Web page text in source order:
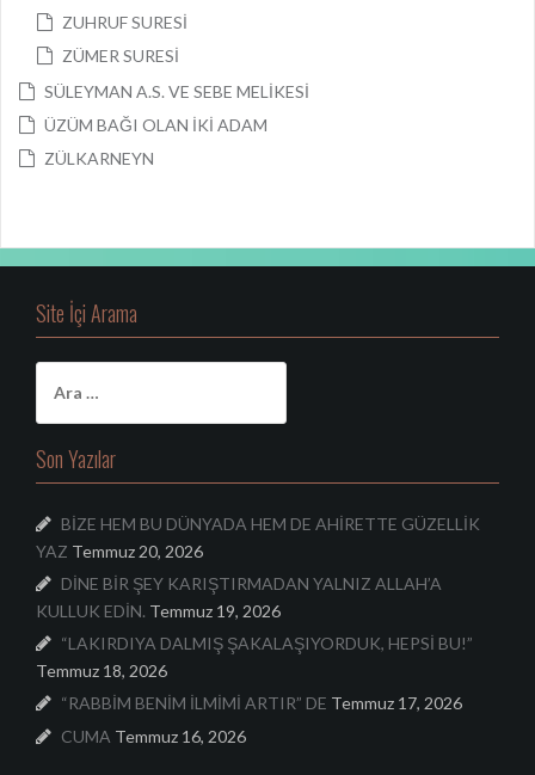
ZUHRUF SURESİ
ZÜMER SURESİ
SÜLEYMAN A.S. VE SEBE MELİKESİ
ÜZÜM BAĞI OLAN İKİ ADAM
ZÜLKARNEYN
Site İçi Arama
a
m
a
Son Yazılar
BİZE HEM BU DÜNYADA HEM DE AHİRETTE GÜZELLİK
YAZ Temmuz 20, 2026
DİNE BİR ŞEY KARIŞTIRMADAN YALNIZ ALLAH’A
KULLUK EDİN. Temmuz 19, 2026
“LAKIRDIYA DALMIŞ ŞAKALAŞIYORDUK, HEPSİ BU!”
Temmuz 18, 2026
“RABBİM BENİM İLMİMİ ARTIR” DE Temmuz 17, 2026
CUMA Temmuz 16, 2026